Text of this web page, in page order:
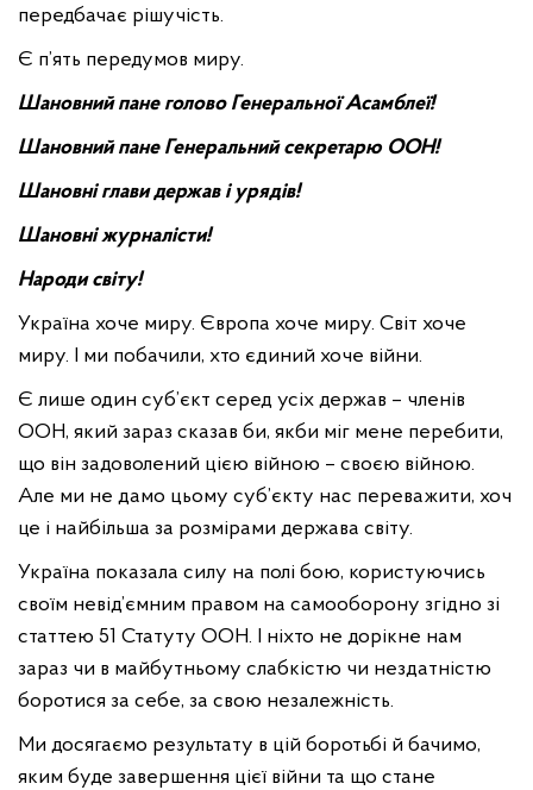
передбачає рішучість.
Є п’ять передумов миру.
Шановний пане голово Генеральної Асамблеї!
Шановний пане Генеральний секретарю ООН!
Шановні глави держав і урядів!
Шановні журналісти!
Народи світу!
Україна хоче миру. Європа хоче миру. Світ хоче
миру. І ми побачили, хто єдиний хоче війни.
Є лише один суб’єкт серед усіх держав – членів
ООН, який зараз сказав би, якби міг мене перебити,
що він задоволений цією війною – своєю війною.
Але ми не дамо цьому суб’єкту нас переважити, хоч
це і найбільша за розмірами держава світу.
Україна показала силу на полі бою, користуючись
своїм невід’ємним правом на самооборону згідно зі
статтею 51 Статуту ООН. І ніхто не дорікне нам
зараз чи в майбутньому слабкістю чи нездатністю
боротися за себе, за свою незалежність.
Ми досягаємо результату в цій боротьбі й бачимо,
яким буде завершення цієї війни та що стане